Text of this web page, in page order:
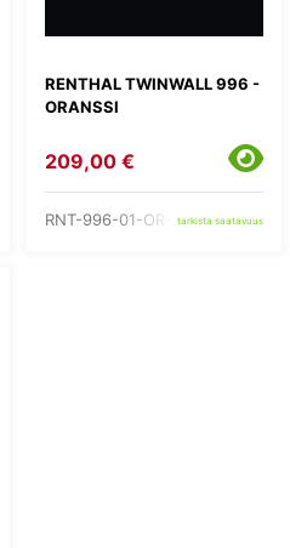
RENTHAL TWINWALL 996 -
ORANSSI
209,00 €
RNT-996-01-OR-07-185
tarkista saatavuus